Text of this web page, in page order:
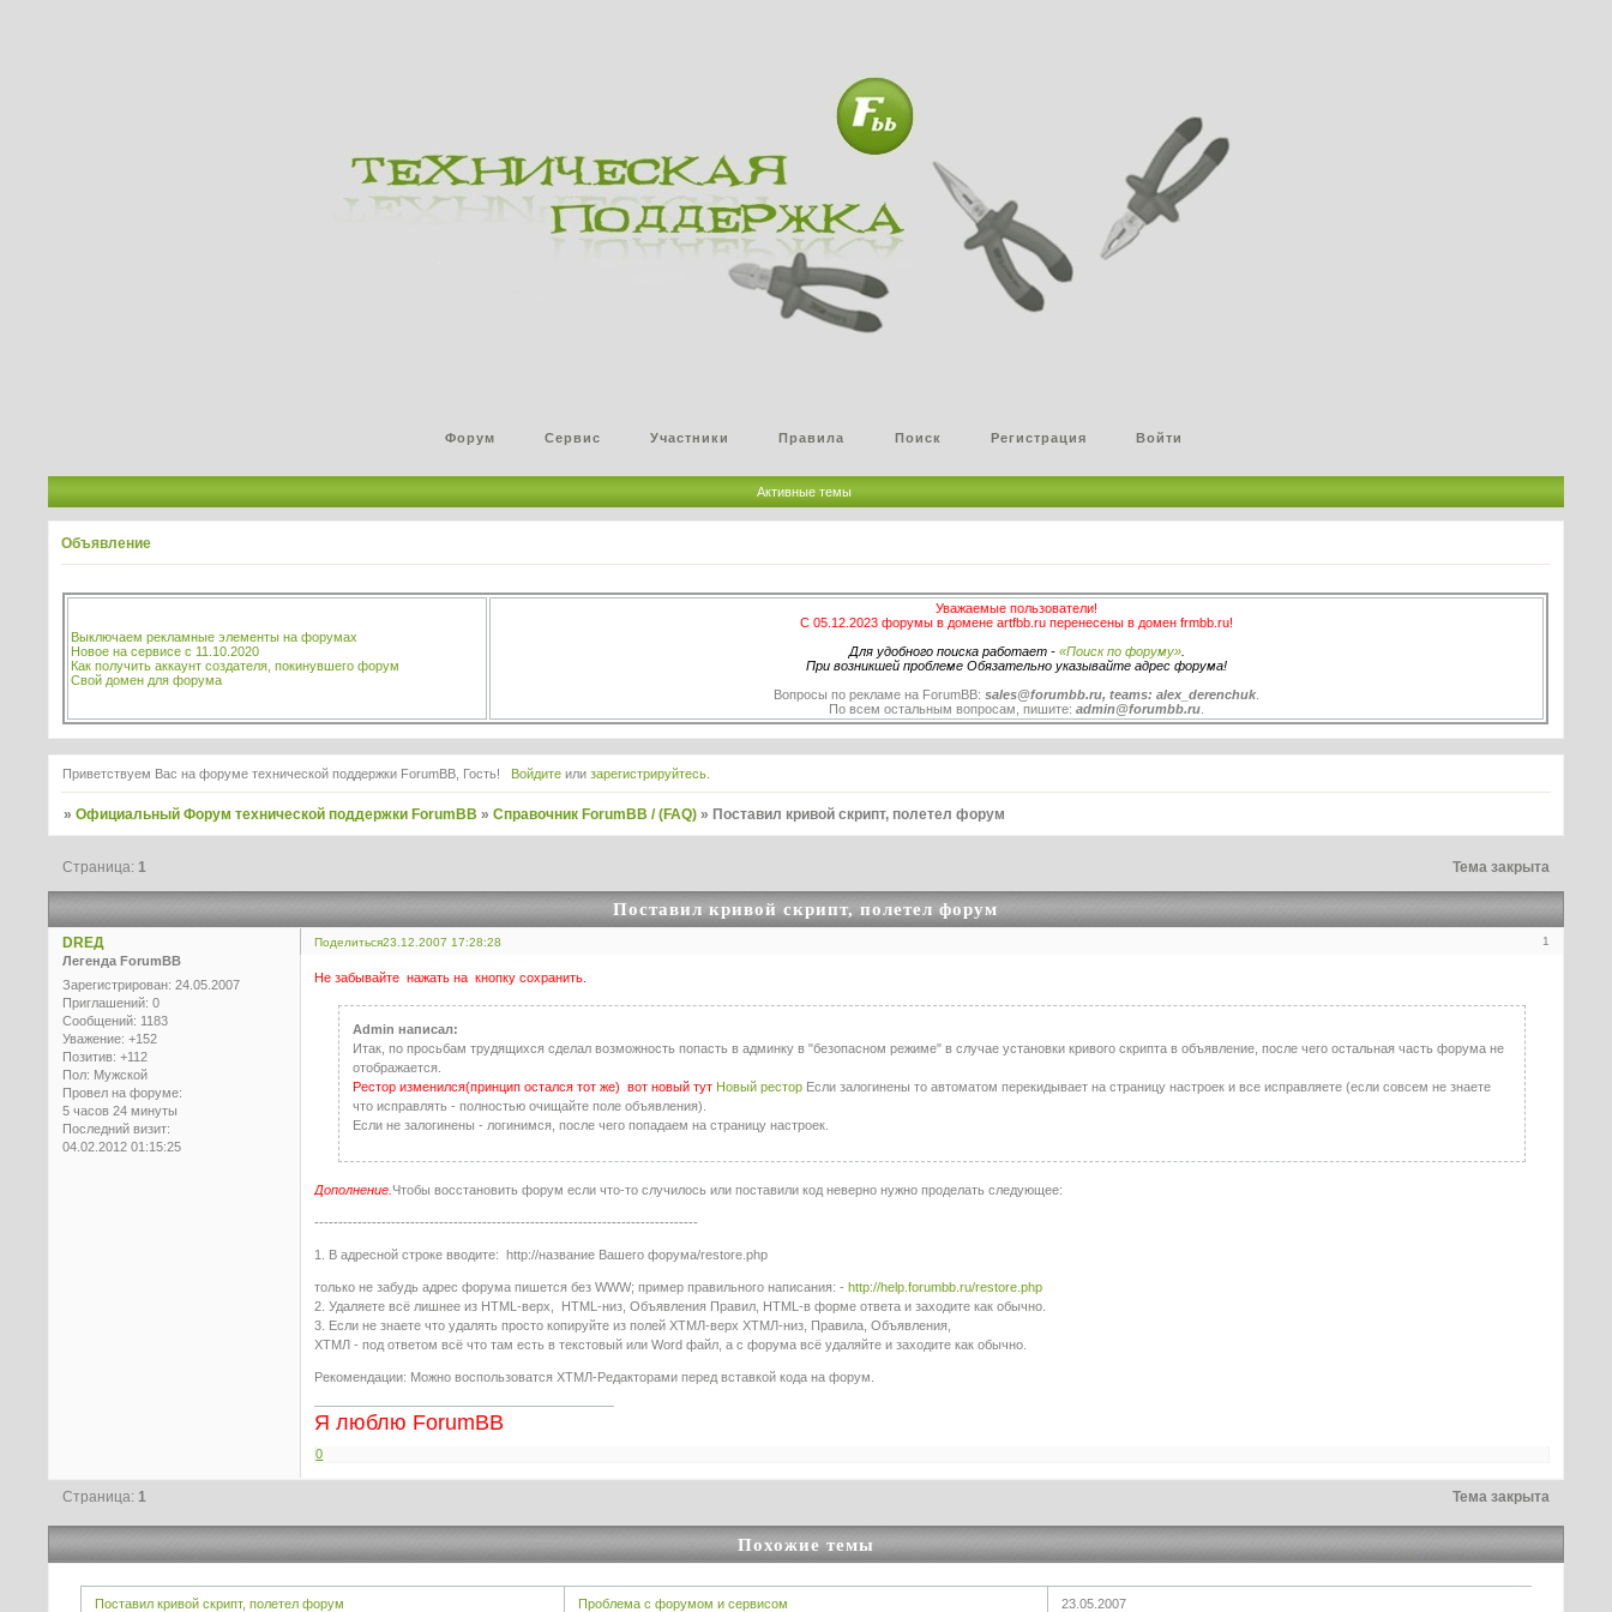
Форум Сервис Участники Правила Поиск Регистрация Войти
Активные темы
Объявление
Выключаем рекламные элементы на форумах
Новое на сервисе с 11.10.2020
Как получить аккаунт создателя, покинувшего форум
Свой домен для форума
Уважаемые пользователи!
С 05.12.2023 форумы в домене artfbb.ru перенесены в домен frmbb.ru!
Для удобного поиска работает - «Поиск по форуму».
При возникшей проблеме Обязательно указывайте адрес форума!
Вопросы по рекламе на ForumBB:sales@forumbb.ru, teams: alex_derenchuk
По всем остальным вопросам, пишите:admin@forumbb.ru
Приветствуем Вас на форуме технической поддержки ForumBB, Гость! Войдитеили зарегистрируйтесь.
»Официальный Форум технической поддержки ForumBB »Справочник ForumBB / (FAQ) »Поставил кривой скрипт, полетел форум
Поставил кривой скрипт, полетел форум
Страница:1 Тема закрыта
Поделиться 1
23.12.2007 17:28:28
DREД
Легенда ForumBB
Зарегистрирован: 24.05.2007
Приглашений: 0
Сообщений: 1183
Уважение: +152
Позитив: +112
Пол: Мужской
Провел на форуме:
5 часов 24 минуты
Последний визит:
04.02.2012 01:15:25
Не забывайте нажать на кнопку сохранить.
Admin написал:
Итак, по просьбам трудящихся сделал возможность попасть в админку в "безопасном режиме" в случае установки кривого скрипта в объявление, после чего остальная часть форума не
отображается.
Рестор изменился(принцип остался тот же) вот новый тут Новый рестор Если залогинены то автоматом перекидывает на страницу настроек и все исправляете (если совсем не знаете
что исправлять - полностью очищайте поле объявления).
Если не залогинены - логинимся, после чего попадаем на страницу настроек.
Дополнение.Чтобы восстановить форум если что-то случилось или поставили код неверно нужно проделать следующее:
--------------------------------------------------------------------------------
1. В адресной строке вводите: http://название Вашего форума/restore.php
только не забудь адрес форума пишется без WWW; пример правильного написания: - http://help.forumbb.ru/restore.php
2. Удаляете всё лишнее из HTML-верх, HTML-низ, Объявления Правил, HTML-в форме ответа и заходите как обычно.
3. Если не знаете что удалять просто копируйте из полей ХТМЛ-верх ХТМЛ-низ, Правила, Объявления,
ХТМЛ - под ответом всё что там есть в текстовый или Word файл, а с форума всё удаляйте и заходите как обычно.
Рекомендации: Можно воспользоватся ХТМЛ-Редакторами перед вставкой кода на форум.
Я люблю ForumBB
0
Тема закрыта
Страница:1
Похожие темы
Поставил кривой скрипт, полетел форум Проблема с форумом и сервисом 23.05.2007